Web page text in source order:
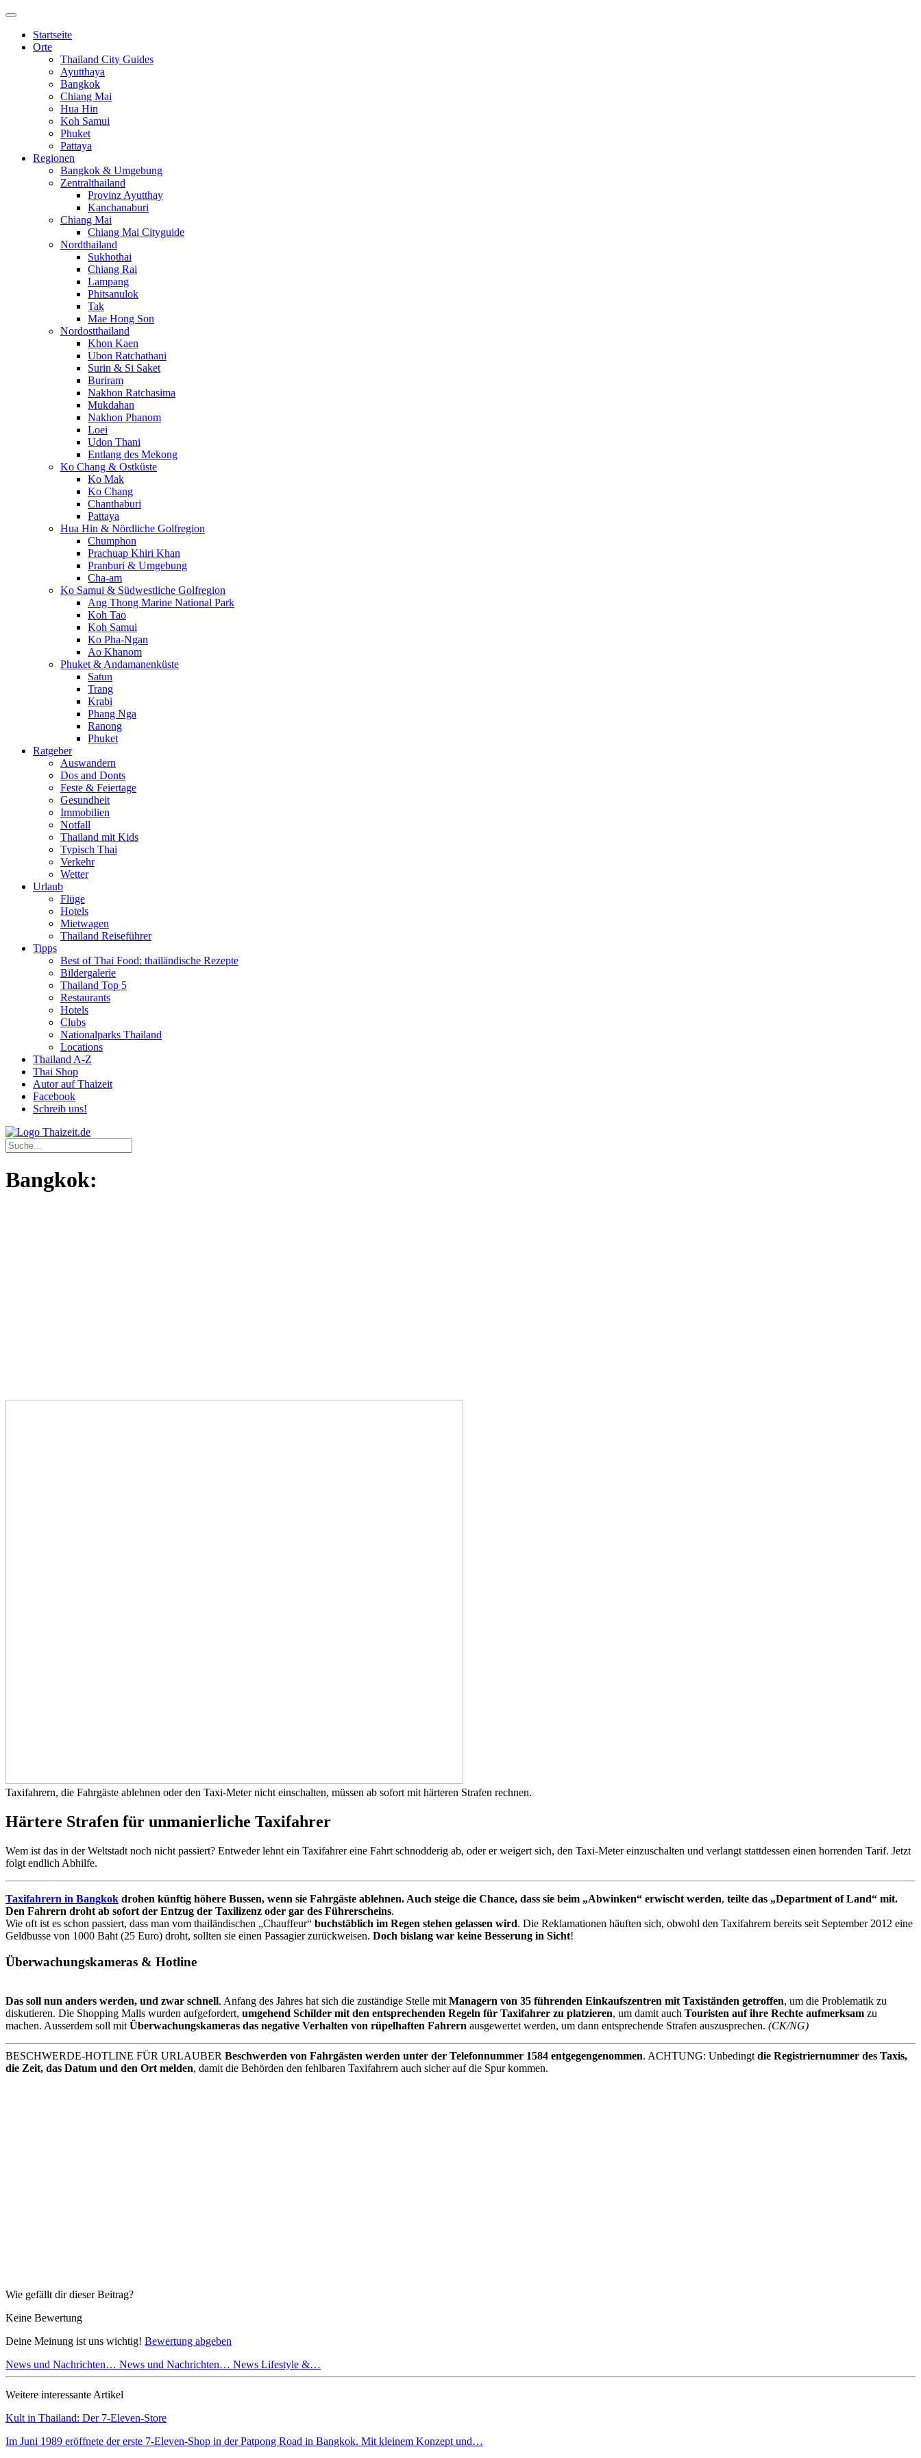
Startseite
Orte
Thailand City Guides
Ayutthaya
Bangkok
Chiang Mai
Hua Hin
Koh Samui
Phuket
Pattaya
Regionen
Bangkok & Umgebung
Zentralthailand
Provinz Ayutthay
Kanchanaburi
Chiang Mai
Chiang Mai Cityguide
Nordthailand
Sukhothai
Chiang Rai
Lampang
Phitsanulok
Tak
Mae Hong Son
Nordostthailand
Khon Kaen
Ubon Ratchathani
Surin & Si Saket
Buriram
Nakhon Ratchasima
Mukdahan
Nakhon Phanom
Loei
Udon Thani
Entlang des Mekong
Ko Chang & Ostküste
Ko Mak
Ko Chang
Chanthaburi
Pattaya
Hua Hin & Nördliche Golfregion
Chumphon
Prachuap Khiri Khan
Pranburi & Umgebung
Cha-am
Ko Samui & Südwestliche Golfregion
Ang Thong Marine National Park
Koh Tao
Koh Samui
Ko Pha-Ngan
Ao Khanom
Phuket & Andamanenküste
Satun
Trang
Krabi
Phang Nga
Ranong
Phuket
Ratgeber
Auswandern
Dos and Donts
Feste & Feiertage
Gesundheit
Immobilien
Notfall
Thailand mit Kids
Typisch Thai
Verkehr
Wetter
Urlaub
Flüge
Hotels
Mietwagen
Thailand Reiseführer
Tipps
Best of Thai Food: thailändische Rezepte
Bildergalerie
Thailand Top 5
Restaurants
Hotels
Clubs
Nationalparks Thailand
Locations
Thailand A-Z
Thai Shop
Autor auf Thaizeit
Facebook
Schreib uns!
Bangkok:
Taxifahrern, die Fahrgäste ablehnen oder den Taxi-Meter nicht einschalten, müssen ab sofort mit härteren Strafen rechnen.
Härtere Strafen für unmanierliche Taxifahrer
Wem ist das in der Weltstadt noch nicht passiert? Entweder lehnt ein Taxifahrer eine Fahrt schnodderig ab, oder er weigert sich, den Taxi-Meter einzuschalten und verlangt stattdessen einen horrenden Tarif. Jetzt
folgt endlich Abhilfe.
Taxifahrern in Bangkok drohen künftig höhere Bussen, wenn sie Fahrgäste ablehnen. Auch steige die Chance, dass sie beim „Abwinken“ erwischt werden, teilte das „Department of Land“ mit.
Den Fahrern droht ab sofort der Entzug der Taxilizenz oder gar des Führerscheins.
Wie oft ist es schon passiert, dass man vom thailändischen „Chauffeur“ buchstäblich im Regen stehen gelassen wird. Die Reklamationen häuften sich, obwohl den Taxifahrern bereits seit September 2012 eine
Geldbusse von 1000 Baht (25 Euro) droht, sollten sie einen Passagier zurückweisen. Doch bislang war keine Besserung in Sicht!
Überwachungskameras & Hotline
Das soll nun anders werden, und zwar schnell. Anfang des Jahres hat sich die zuständige Stelle mit Managern von 35 führenden Einkaufszentren mit Taxiständen getroffen, um die Problematik zu
diskutieren. Die Shopping Malls wurden aufgefordert, umgehend Schilder mit den entsprechenden Regeln für Taxifahrer zu platzieren, um damit auch Touristen auf ihre Rechte aufmerksam zu
machen. Ausserdem soll mit Überwachungskameras das negative Verhalten von rüpelhaften Fahrern ausgewertet werden, um dann entsprechende Strafen auszusprechen. (CK/NG)
BESCHWERDE-HOTLINE FÜR URLAUBER Beschwerden von Fahrgästen werden unter der Telefonnummer 1584 entgegengenommen. ACHTUNG: Unbedingt die Registriernummer des Taxis,
die Zeit, das Datum und den Ort melden, damit die Behörden den fehlbaren Taxifahrern auch sicher auf die Spur kommen.
Wie gefällt dir dieser Beitrag?
Keine Bewertung
Deine Meinung ist uns wichtig! Bewertung abgeben
News und Nachrichten… News und Nachrichten… News Lifestyle &…
Weitere interessante Artikel
Kult in Thailand: Der 7-Eleven-Store
Im Juni 1989 eröffnete der erste 7-Eleven-Shop in der Patpong Road in Bangkok. Mit kleinem Konzept und…